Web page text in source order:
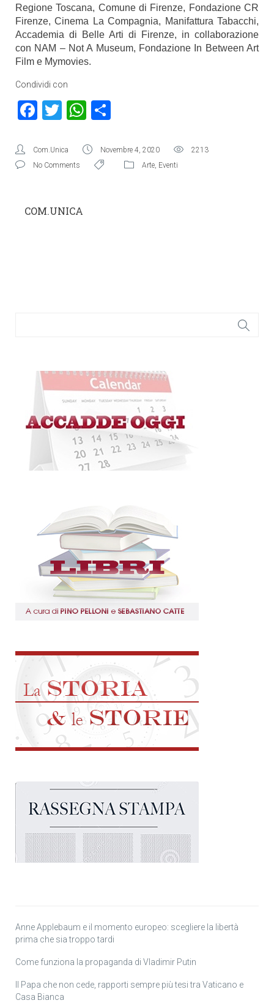
Regione Toscana, Comune di Firenze, Fondazione CR
Firenze, Cinema La Compagnia, Manifattura Tabacchi,
Accademia di Belle Arti di Firenze, in collaborazione
con NAM – Not A Museum, Fondazione In Between Art
Film e Mymovies.
Condividi con
Facebook
TwitterWhatsApp
Com.Unica Novembre 4, 2020
2213
No Comments
Arte, Eventi
COM.UNICA
Anne Applebaum e il momento europeo: scegliere la libertà
prima che sia troppo tardi
Come funziona la propaganda di Vladimir Putin
Il Papa che non cede, rapporti sempre più tesi tra Vaticano e
Casa Bianca